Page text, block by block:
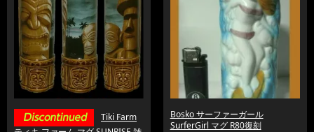
Tiki Farm
Bosko サーファーガール
SurferGirl マグ R80復刻